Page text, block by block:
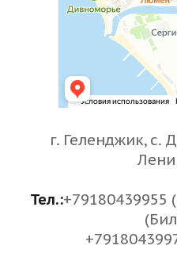
г. Геленджик, с.
Тел.:+79180439955